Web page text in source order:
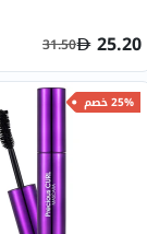
25.20
31.50
25% خصم